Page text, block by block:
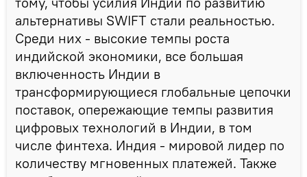
альтернативы SWIFT стали реальностью.
Среди них - высокие темпы роста
индийской экономики, все большая
включенность Индии в
трансформирующиеся глобальные цепочки
поставок, опережающие темпы развития
цифровых технологий в Индии, в том
числе финтеха. Индия - мировой лидер по
количеству мгновенных платежей. Также